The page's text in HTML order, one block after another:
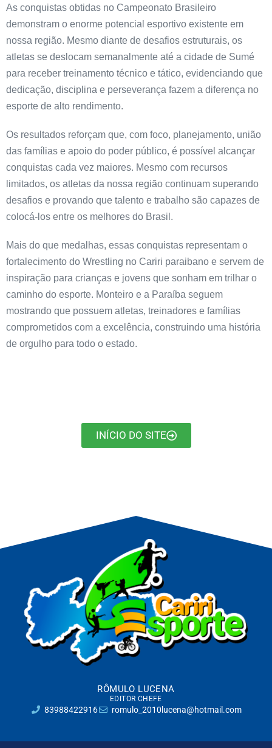
As conquistas obtidas no Campeonato Brasileiro
demonstram o enorme potencial esportivo existente em
nossa região. Mesmo diante de desafios estruturais, os
atletas se deslocam semanalmente até a cidade de Sumé
para receber treinamento técnico e tático, evidenciando que
dedicação, disciplina e perseverança fazem a diferença no
esporte de alto rendimento.
Os resultados reforçam que, com foco, planejamento, união
das famílias e apoio do poder público, é possível alcançar
conquistas cada vez maiores. Mesmo com recursos
limitados, os atletas da nossa região continuam superando
desafios e provando que talento e trabalho são capazes de
colocá-los entre os melhores do Brasil.
Mais do que medalhas, essas conquistas representam o
fortalecimento do Wrestling no Cariri paraibano e servem de
inspiração para crianças e jovens que sonham em trilhar o
caminho do esporte. Monteiro e a Paraíba seguem
mostrando que possuem atletas, treinadores e famílias
comprometidos com a excelência, construindo uma história
de orgulho para todo o estado.
INÍCIO DO SITE
RÔMULO LUCENA
EDITOR CHEFE
83988422916 romulo_2010lucena@hotmail.com